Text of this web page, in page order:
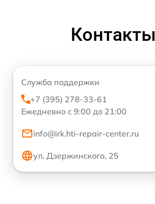
Контакты
Служба поддержки
+7 (395) 278-33-61
Ежедневно с 9:00 до 21:00
info@irk.hti-repair-center.ru
ул. Дзержинского, 25